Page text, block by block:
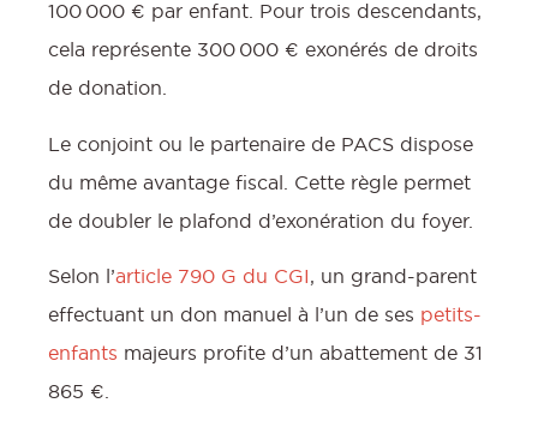
100 000 € par enfant. Pour trois descendants,
cela représente 300 000 € exonérés de droits
de donation.
Le conjoint ou le partenaire de PACS dispose
du même avantage fiscal. Cette règle permet
de doubler le plafond d’exonération du foyer.
Selon l’article 790 G du CGI, un grand-parent
effectuant un don manuel à l’un de ses petits-
enfants majeurs profite d’un abattement de 31
865 €.